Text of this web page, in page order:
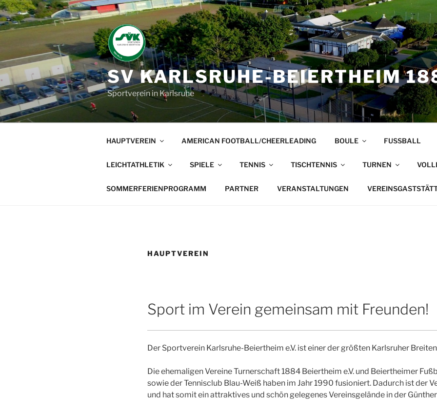
Zum
Inhalt
springen
SV KARLSRUHE-BEIERTHEIM
Sportverein in Karlsruhe
HAUPTVEREIN AMERICAN FOOTBALL/CHEERLEADING BOULE FUSSBALL
LEICHTATHLETIK SPIELE TENNIS TISCHTENNIS TURNEN
SOMMERFERIENPROGRAMM PARTNER VERANSTALTUNGEN
HAUPTVEREIN
Sport im Verein gemeinsam mit Freunden!
Der Sportverein Karlsruhe-Beiertheim e.V. ist einer der größten Karlsruher
Die ehemaligen Vereine Turnerschaft 1884 Beiertheim e.V. und Beiertheimer
sowie der Tennisclub Blau-Weiß haben im Jahr 1990 fusioniert. Dadurch ist der
und hat somit ein attraktives und schön gelegenes Vereinsgelände in der